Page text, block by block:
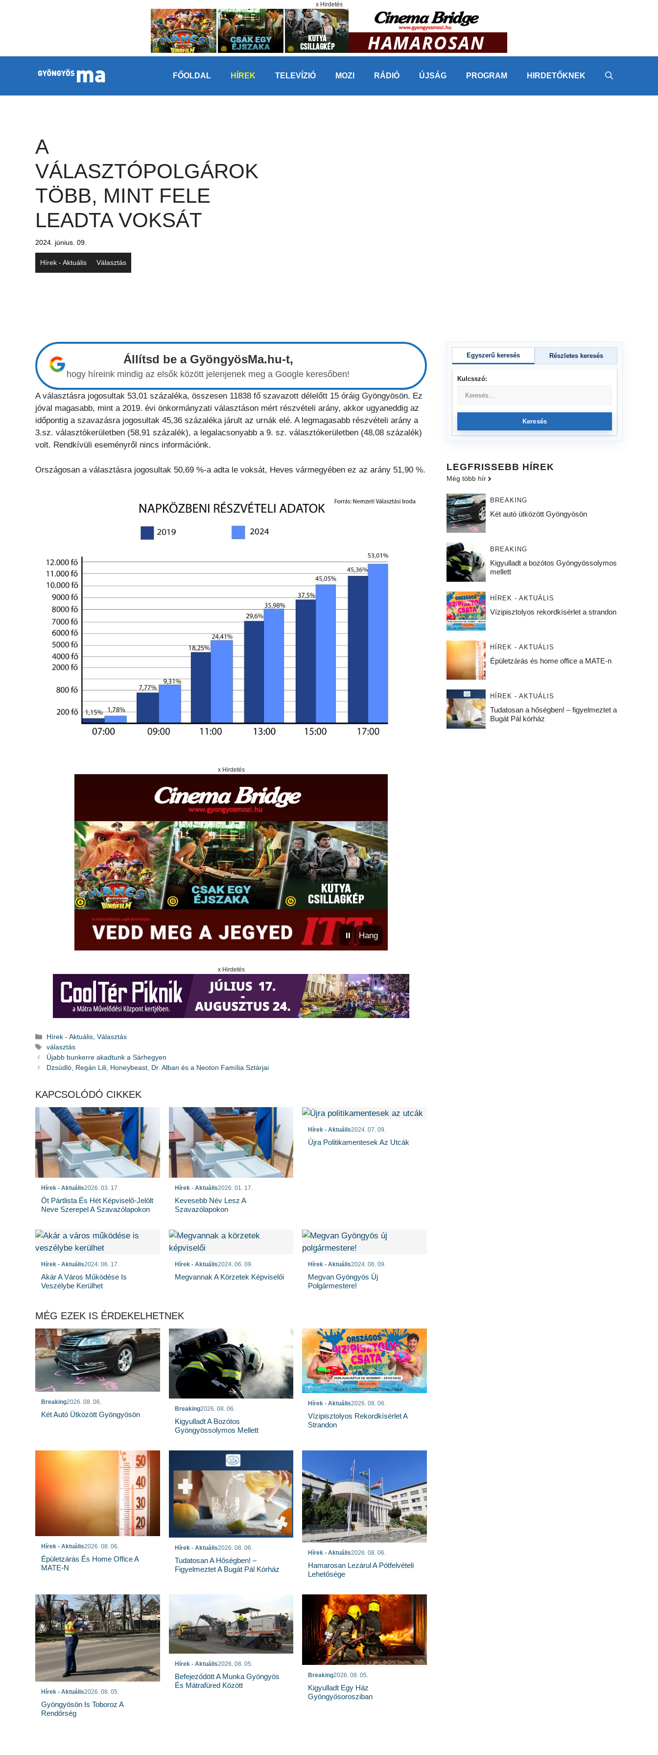
x Hirdetés
FŐOLDAL HÍREK TELEVÍZIÓ MOZI RÁDIÓ ÚJSÁG PROGRAM HIRDETŐKNEK
A
VÁLASZTÓPOLGÁROK
TÖBB, MINT FELE
LEADTA VOKSÁT
2024. június. 09.
Hírek - Aktuális Választás
Állítsd be a GyöngyösMa.hu-t,
hogy híreink mindig az elsők között jelenjenek meg a Google keresőben!
A választásra jogosultak 53,01 százaléka, összesen 11838 fő szavazott délelőtt 15 óráig Gyöngyösön. Ez
jóval magasabb, mint a 2019. évi önkormányzati választáson mért részvételi arány, akkor ugyaneddig az
időpontig a szavazásra jogosultak 45,36 százaléka járult az urnák elé. A legmagasabb részvételi arány a
3.sz. választókerületben (58,91 százalék), a legalacsonyabb a 9. sz. választókerületben (48,08 százalék)
volt. Rendkívüli eseményről nincs információnk.
Országosan a választásra jogosultak 50,69 %-a adta le voksát, Heves vármegyében ez az arány 51,90 %.
x Hirdetés
⏸ Hang
x Hirdetés
Kategória
Hírek - Aktuális,Választás
Címkék
választás
Újabb bunkerre akadtunk a Sárhegyen
Dzsúdló, Regán Lili, Honeybeast, Dr. Alban és a Neoton Família Sztárjai
KAPCSOLÓDÓ CIKKEK
Hírek - Aktuális2026. 03. 17.
Öt Pártlista És Hét Képviselő-Jelölt
Neve Szerepel A Szavazólapokon
Hírek - Aktuális2026. 01. 17.
Kevesebb Név Lesz A
Szavazólapokon
Hírek - Aktuális2024. 07. 09.
Újra Politikamentesek Az Utcák
Hírek - Aktuális2024. 06. 17.
Akár A Város Működése Is
Veszélybe Kerülhet
Hírek - Aktuális2024. 06. 09.
Megvannak A Körzetek Képviselői
Hírek - Aktuális2024. 06. 09.
Megvan Gyöngyös Új
Polgármestere!
MÉG EZEK IS ÉRDEKELHETNEK
Breaking2026. 08. 06.
Két Autó Ütközött Gyöngyösön
Breaking2026. 08. 06.
Kigyulladt A Bozótos
Gyöngyössolymos Mellett
Hírek - Aktuális2026. 08. 06.
Vízipisztolyos Rekordkísérlet A
Strandon
Hírek - Aktuális2026. 08. 06.
Épületzárás És Home Office A
MATE-N
Hírek - Aktuális2026. 08. 06.
Tudatosan A Hőségben! –
Figyelmeztet A Bugát Pál Kórház
Hírek - Aktuális2026. 08. 06.
Hamarosan Lezárul A Pótfelvételi
Lehetősége
Hírek - Aktuális2026. 08. 05.
Gyöngyösön Is Toboroz A
Rendőrség
Hírek - Aktuális2026. 08. 05.
Befejeződött A Munka Gyöngyös
És Mátrafüred Között
Breaking2026. 08. 05.
Kigyulladt Egy Ház
Gyöngyösorosziban
Egyszerű keresés Részletes keresés
Kulcsszó:
Keresés
LEGFRISSEBB HÍREK
Még több hír
BREAKING
Két autó ütközött Gyöngyösön
BREAKING
Kigyulladt a bozótos Gyöngyössolymos
mellett
HÍREK - AKTUÁLIS
Vízipisztolyos rekordkísérlet a strandon
HÍREK - AKTUÁLIS
Épületzárás és home office a MATE-n
HÍREK - AKTUÁLIS
Tudatosan a hőségben! – figyelmeztet a
Bugát Pál kórház